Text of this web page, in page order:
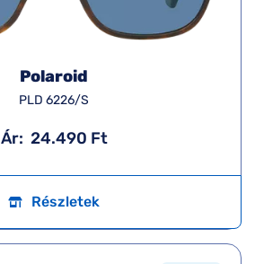
Polaroid
PLD 6226/S
Ár: 24.490 Ft
Részletek